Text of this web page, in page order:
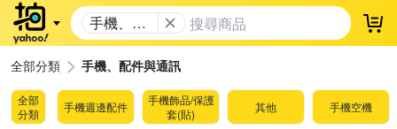
手機、配
件與通訊
登
全部分類 手機、配件與通訊
全部
分類
手機週邊配件
手機飾品/保護
套(貼)
其他 手機空機